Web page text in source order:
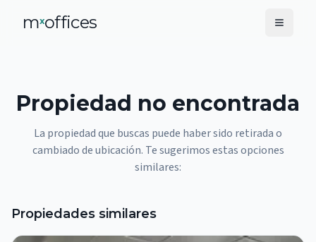
mxoffices
Propiedad no encontrada
La propiedad que buscas puede haber sido retirada o
cambiado de ubicación. Te sugerimos estas opciones
similares:
Propiedades similares